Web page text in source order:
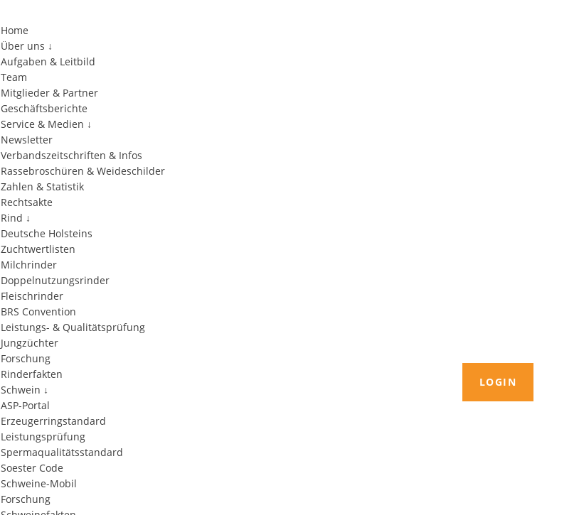
Home
Über uns ↓
Aufgaben & Leitbild
Team
Mitglieder & Partner
Geschäftsberichte
Service & Medien ↓
Newsletter
Verbandszeitschriften & Infos
Rassebroschüren & Weideschilder
Zahlen & Statistik
Rechtsakte
Rind ↓
Deutsche Holsteins
Zuchtwertlisten
Milchrinder
Doppelnutzungsrinder
Fleischrinder
BRS Convention
Leistungs- & Qualitätsprüfung
Jungzüchter
Forschung
Rinderfakten
Schwein ↓
ASP-Portal
Erzeugerringstandard
Leistungsprüfung
Spermaqualitätsstandard
Soester Code
Schweine-Mobil
Forschung
LOGIN